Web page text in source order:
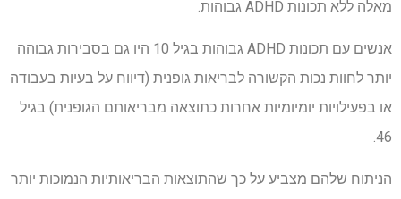
מאלה ללא תכונות ADHD גבוהות.
אנשים עם תכונות ADHD גבוהות בגיל 10 היו גם בסבירות גבוהה
יותר לחוות נכות הקשורה לבריאות גופנית (דיווח על בעיות בעבודה
או בפעילויות יומיומיות אחרות כתוצאה מבריאותם הגופנית) בגיל
46.
הניתוח שלהם מצביע על כך שהתוצאות הבריאותיות הנמוכות יותר